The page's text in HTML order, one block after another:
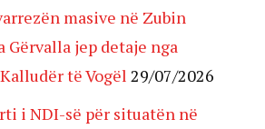
masive në Zubin
jep detaje nga
të Vogël 29/07/2026
i NDI-së për situatën në